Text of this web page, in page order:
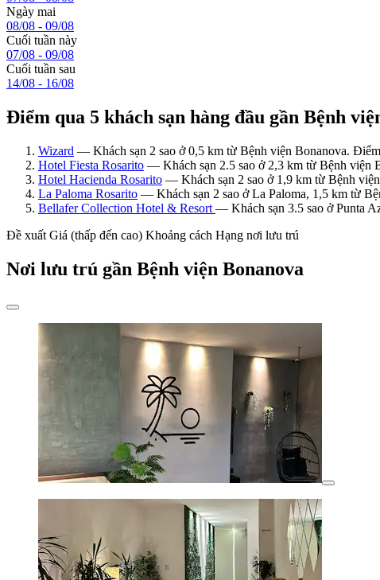
Ngày mai
08/08 - 09/08
Cuối tuần này
07/08 - 09/08
Cuối tuần sau
14/08 - 16/08
Điểm qua 5 khách sạn hàng đầu gần Bệnh
Wizard — Khách sạn 2 sao ở 0,5 km từ Bệnh viện Bonanova.
Hotel Fiesta Rosarito — Khách sạn 2.5 sao ở 2,3 km từ Bệnh viện
Hotel Hacienda Rosarito — Khách sạn 2 sao ở 1,9 km từ Bệnh
La Paloma Rosarito — Khách sạn 2 sao ở La Paloma, 1,5 km từ
Bellafer Collection Hotel & Resort — Khách sạn 3.5 sao ở Punta
Đề xuất Giá (thấp đến cao) Khoảng cách Hạng nơi lưu trú
Nơi lưu trú gần Bệnh viện Bonanova